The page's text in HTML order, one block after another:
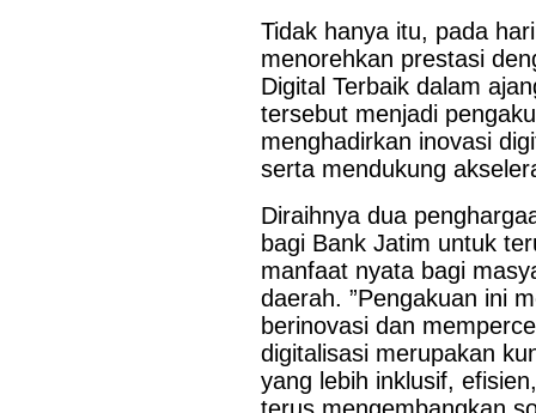
Bank Jatim dan PCI Muslimat NU Hong Kong
Layanan Remitansi bagi PMI
HONG KONG, KORANRAKYAT.COM24 Juli 2026. PT
Tbk (Bank Jatim) terus memperkuat komitmennya dalam
keuangan bagi Pekerja Migran Indonesia (PMI). Komitmen
penandatanganan Perjanjian Kerja Sama (PKS) antara...
Tidak hanya itu, pada
menorehkan prestasi
Digital Terbaik dalam
tersebut menjadi
menghadirkan inovasi
serta mendukung
Diraihnya dua
bagi Bank Jatim untuk
manfaat nyata bagi
daerah. ”Pengakuan ini
berinovasi dan
digitalisasi merupakan
yang lebih inklusif,